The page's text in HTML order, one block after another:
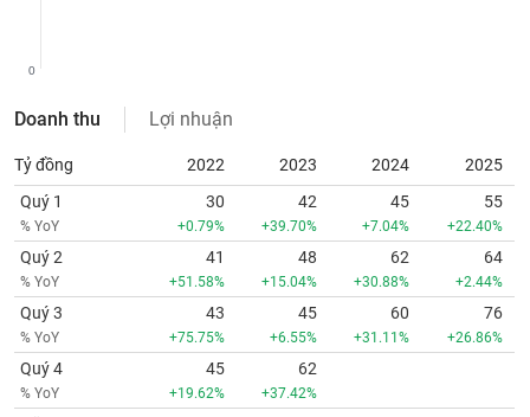
0
Doanh thu Lợi nhuận
Tỷ đồng 2022 2023 2024
2025
Quý 1
% YoY
30
+0.79%
42
+39.70%
45
+7.04%
55
+22.40%
Quý 2
% YoY
41
+51.58%
48
+15.04%
62
+30.88%
64
+2.44%
Quý 3
% YoY
43
+75.75%
45
+6.55%
60
+31.11%
76
+26.86%
Quý 4
% YoY
45
+19.62%
62
+37.42%
cụ
tư
Truyền
thông
tài
chính